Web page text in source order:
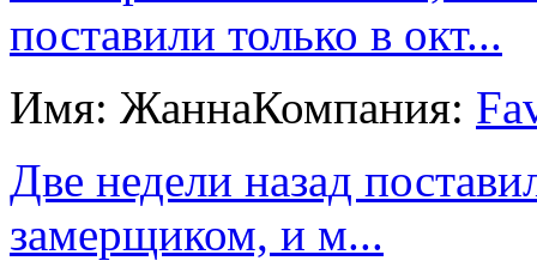
поставили только в окт...
Имя: ЖаннаКомпания:
Две недели назад
замерщиком, и м...